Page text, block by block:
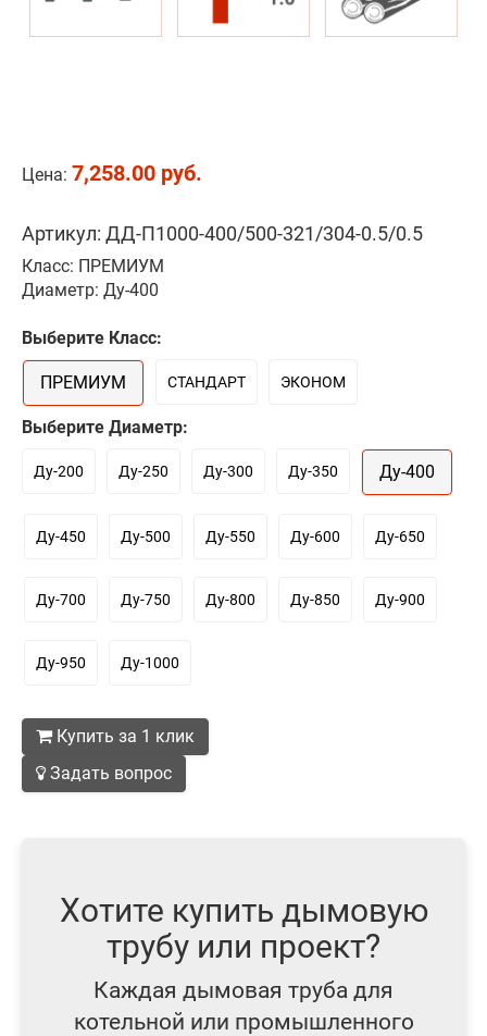
Цена: 7,258.00 руб.
Артикул: ДД-П1000-400/500-321/304-0.5/0.5
Класс: ПРЕМИУМ
Диаметр: Ду-400
Выберите Класс:
ПРЕМИУМ СТАНДАРТ ЭКОНОМ
Выберите Диаметр:
Ду-200 Ду-250 Ду-300 Ду-350 Ду-400
Ду-450 Ду-500 Ду-550 Ду-600 Ду-650
Ду-700 Ду-750 Ду-800 Ду-850 Ду-900
Ду-950 Ду-1000
Купить за 1 клик
Задать вопрос
Хотите купить дымовую
трубу или проект?
Каждая дымовая труба для
котельной или промышленного